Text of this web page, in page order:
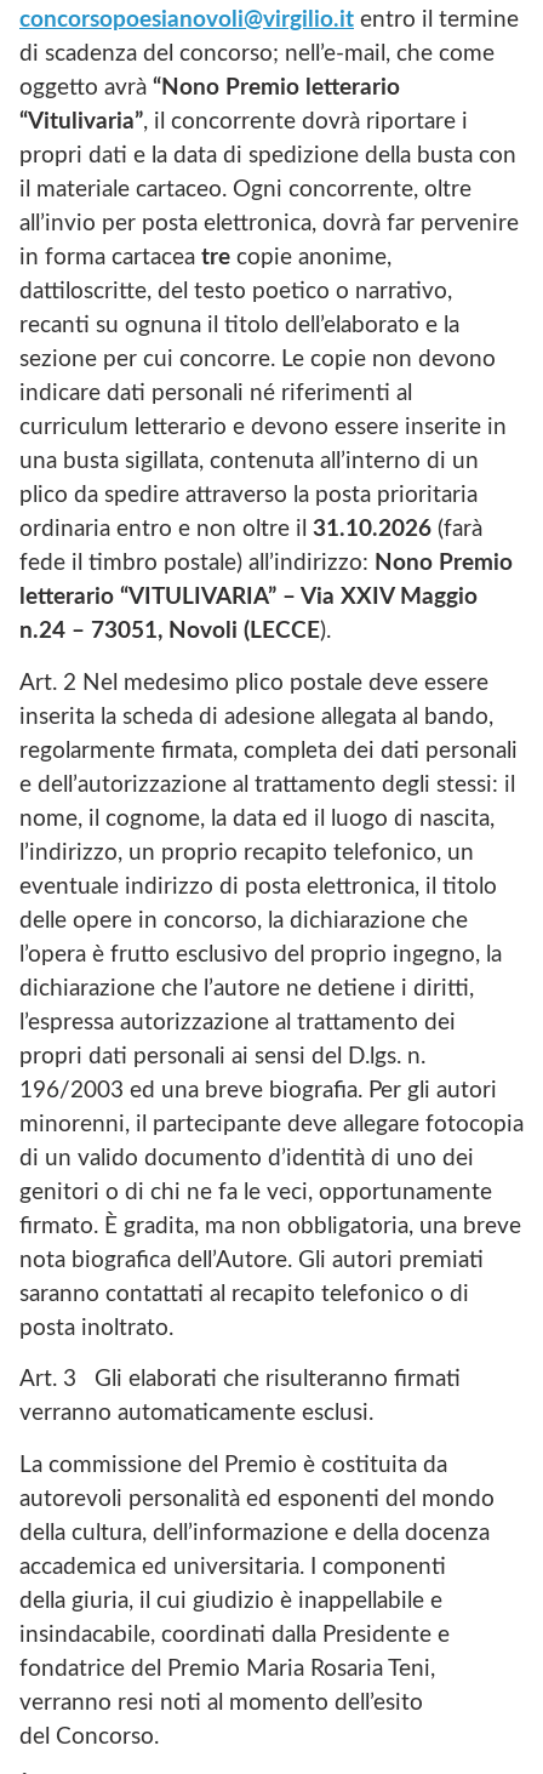
concorsopoesianovoli@virgilio.it entro il termine
di scadenza del concorso; nell’e-mail, che come
oggetto avrà “Nono Premio letterario
“Vitulivaria”, il concorrente dovrà riportare i
propri dati e la data di spedizione della busta con
il materiale cartaceo. Ogni concorrente, oltre
all’invio per posta elettronica, dovrà far pervenire
in forma cartacea tre copie anonime,
dattiloscritte, del testo poetico o narrativo,
recanti su ognuna il titolo dell’elaborato e la
sezione per cui concorre. Le copie non devono
indicare dati personali né riferimenti al
curriculum letterario e devono essere inserite in
una busta sigillata, contenuta all’interno di un
plico da spedire attraverso la posta prioritaria
ordinaria entro e non oltre il 31.10.2026 (farà
fede il timbro postale) all’indirizzo: Nono Premio
letterario “VITULIVARIA” – Via XXIV Maggio
n.24 – 73051, Novoli (LECCE).
Art. 2 Nel medesimo plico postale deve essere
inserita la scheda di adesione allegata al bando,
regolarmente firmata, completa dei dati personali
e dell’autorizzazione al trattamento degli stessi: il
nome, il cognome, la data ed il luogo di nascita,
l’indirizzo, un proprio recapito telefonico, un
eventuale indirizzo di posta elettronica, il titolo
delle opere in concorso, la dichiarazione che
l’opera è frutto esclusivo del proprio ingegno, la
dichiarazione che l’autore ne detiene i diritti,
l’espressa autorizzazione al trattamento dei
propri dati personali ai sensi del D.lgs. n.
196/2003 ed una breve biografia. Per gli autori
minorenni, il partecipante deve allegare fotocopia
di un valido documento d’identità di uno dei
genitori o di chi ne fa le veci, opportunamente
firmato. È gradita, ma non obbligatoria, una breve
nota biografica dell’Autore. Gli autori premiati
saranno contattati al recapito telefonico o di
posta inoltrato.
Art. 3 Gli elaborati che risulteranno firmati
verranno automaticamente esclusi.
La commissione del Premio è costituita da
autorevoli personalità ed esponenti del mondo
della cultura, dell’informazione e della docenza
accademica ed universitaria. I componenti
della giuria, il cui giudizio è inappellabile e
insindacabile, coordinati dalla Presidente e
fondatrice del Premio Maria Rosaria Teni,
verranno resi noti al momento dell’esito
del Concorso.